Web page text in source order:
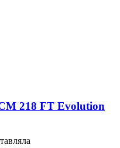
218 FT Evolution